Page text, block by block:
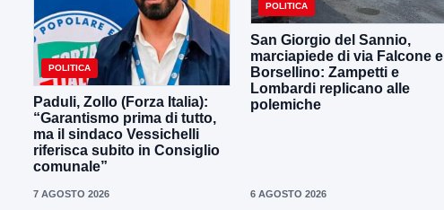
POLITICA
Paduli, Zollo (Forza Italia):
“Garantismo prima di tutto,
ma il sindaco Vessichelli
riferisca subito in Consiglio
comunale”
7 AGOSTO 2026
POLITICA
San Giorgio del Sannio,
marciapiede di via Falcone e
Borsellino: Zampetti e
Lombardi replicano alle
polemiche
6 AGOSTO 2026